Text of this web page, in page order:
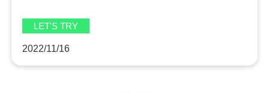
LET'S TRY
2022/11/16